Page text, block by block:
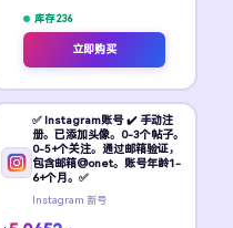
库存 236
立即购买
✅ Instagram账号 ✔️ 手动注
册。已添加头像。0-3个帖子。
0-5+个关注。通过邮箱验证，
包含邮箱@onet。账号年龄1-
6+个月。✅
Instagram 新号